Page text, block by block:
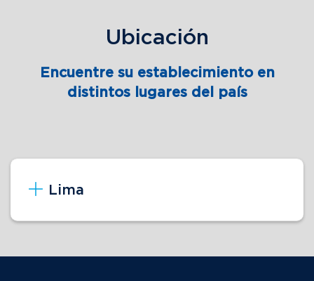
Ubicación
Encuentre su establecimiento en
distintos lugares del país
Lima